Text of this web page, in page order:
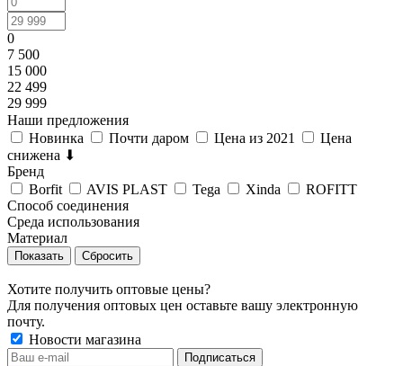
0
7 500
15 000
22 499
29 999
Наши предложения
Новинка
Почти даром Цена из 2021
Цена
снижена ⬇
Бренд
Borfit
AVIS PLAST Tega Xinda
ROFITT
Способ соединения
Среда использования
Материал
Сбросить
Хотите получить оптовые цены?
Для получения оптовых цен оставьте вашу электронную
почту.
Новости магазина